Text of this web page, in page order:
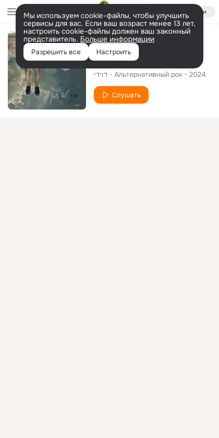
Войти
Мы используем cookie-файлы, чтобы улучшить
сервисы для вас. Если ваш возраст менее 13 лет,
настроить cookie-файлы должен ваш законный
представитель. Больше информации
Разрешить все Настроить
Сингл
לא זמן
דוידי Альтернативный рок 2024
Слушать